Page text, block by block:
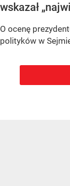
wskazał
O ocenę
polityków w